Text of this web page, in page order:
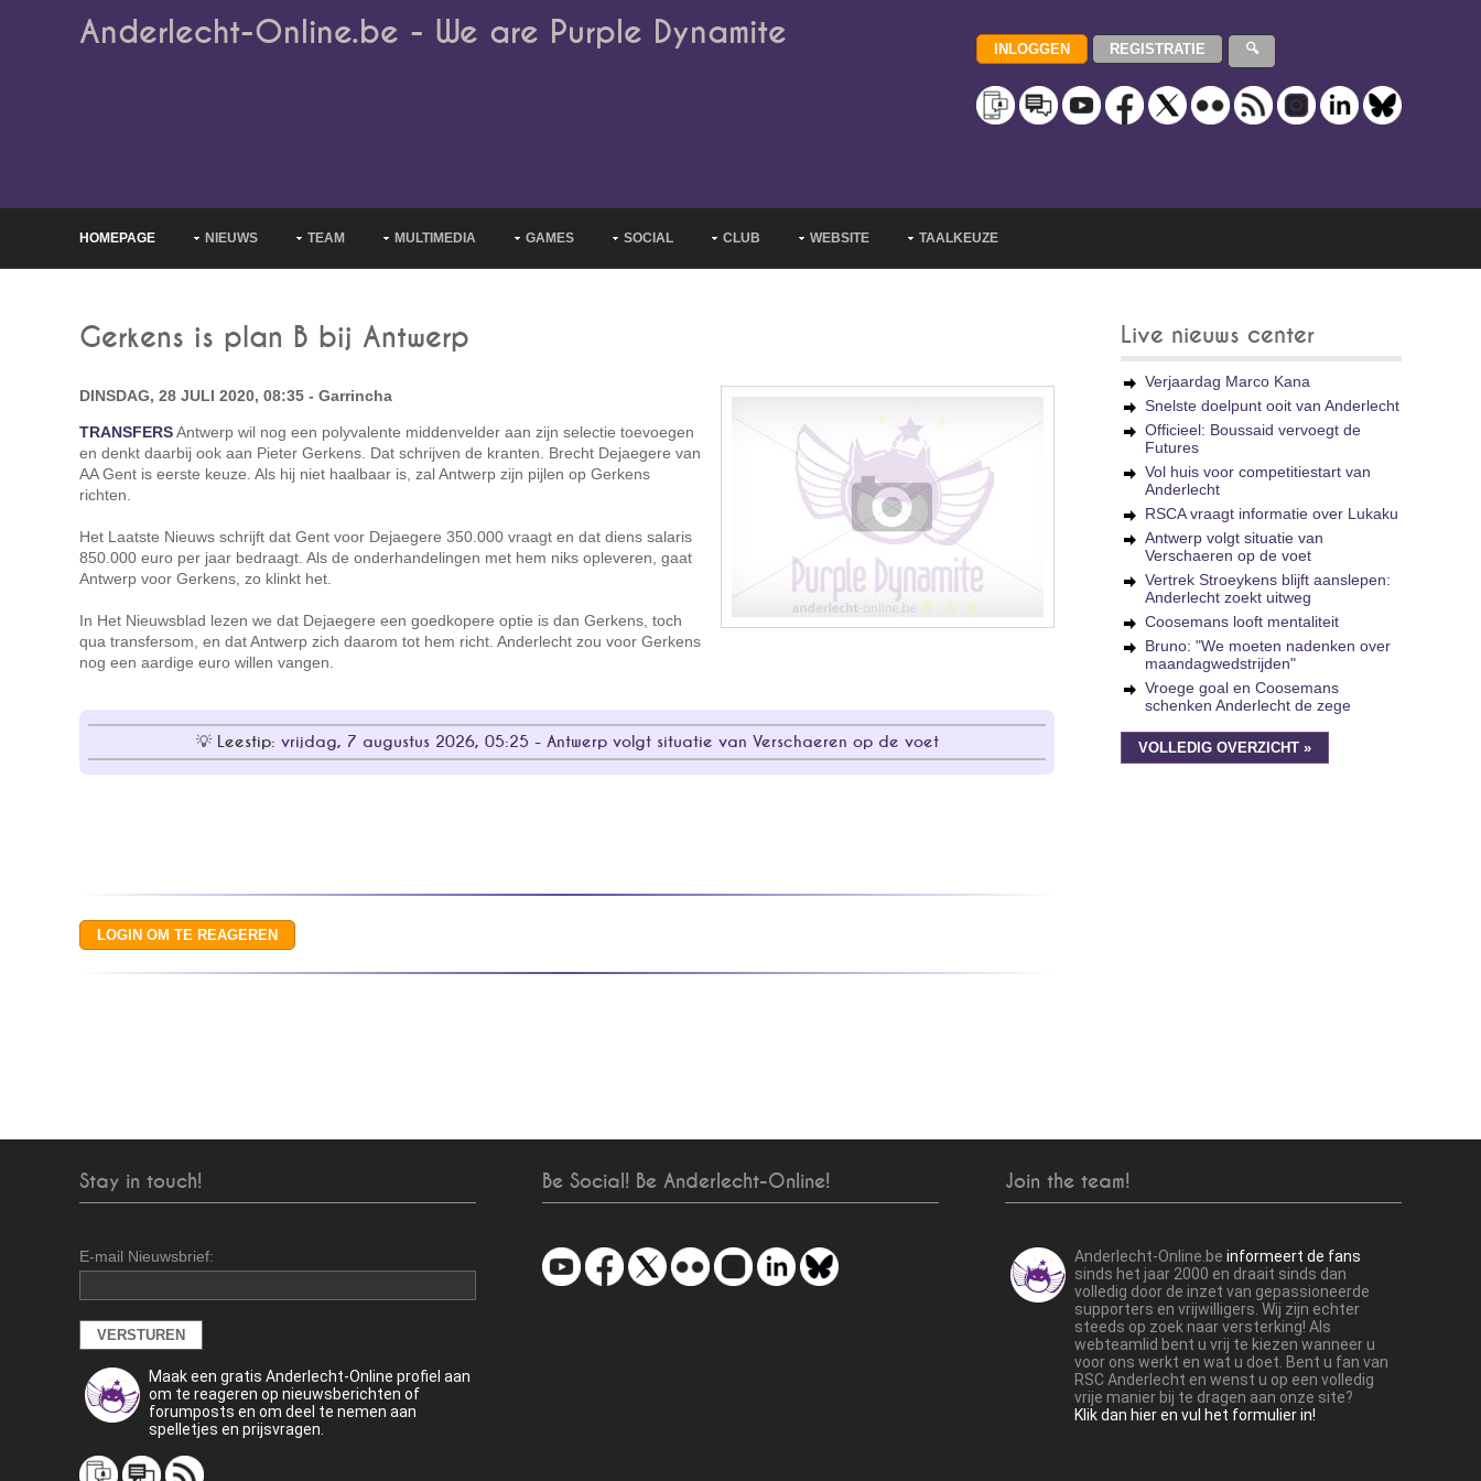
Anderlecht-Online.be - We are Purple Dynamite
HOMEPAGE NIEUWS TEAM MULTIMEDIA GAMES SOCIAL CLUB WEBSITE TAALKEUZE
Gerkens is plan B bij Antwerp
DINSDAG, 28 JULI 2020, 08:35 - Garrincha
TRANSFERSAntwerp wil nog een polyvalente middenvelder aan zijn selectie toevoegen
en denkt daarbij ook aan Pieter Gerkens. Dat schrijven de kranten. Brecht Dejaegere van
AA Gent is eerste keuze. Als hij niet haalbaar is, zal Antwerp zijn pijlen op Gerkens
richten.
Het Laatste Nieuws schrijft dat Gent voor Dejaegere 350.000 vraagt en dat diens salaris
850.000 euro per jaar bedraagt. Als de onderhandelingen met hem niks opleveren, gaat
Antwerp voor Gerkens, zo klinkt het.
In Het Nieuwsblad lezen we dat Dejaegere een goedkopere optie is dan Gerkens, toch
qua transfersom, en dat Antwerp zich daarom tot hem richt. Anderlecht zou voor Gerkens
nog een aardige euro willen vangen.
Leestip: vrijdag, 7 augustus 2026, 05:25 - Antwerp volgt situatie van Verschaeren op de voet
Live nieuws center
Verjaardag Marco Kana
Snelste doelpunt ooit van Anderlecht
Officieel: Boussaid vervoegt de
Futures
Vol huis voor competitiestart van
Anderlecht
RSCA vraagt informatie over Lukaku
Antwerp volgt situatie van
Verschaeren op de voet
Vertrek Stroeykens blijft aanslepen:
Anderlecht zoekt uitweg
Coosemans looft mentaliteit
Bruno: "We moeten nadenken over
maandagwedstrijden"
Vroege goal en Coosemans
schenken Anderlecht de zege
VOLLEDIG OVERZICHT »
Stay in touch!
E-mail Nieuwsbrief:
Maak een gratis Anderlecht-Online profiel aan
om te reageren op nieuwsberichten of
forumposts en om deel te nemen aan
spelletjes en prijsvragen.
Be Social! Be Anderlecht-Online! Join the team!
Anderlecht-Online.be informeert de fans
sinds het jaar 2000 en draait sinds dan
volledig door de inzet van gepassioneerde
supporters en vrijwilligers. Wij zijn echter
steeds op zoek naar versterking! Als
webteamlid bent u vrij te kiezen wanneer u
voor ons werkt en wat u doet. Bent u fan van
RSC Anderlecht en wenst u op een volledig
vrije manier bij te dragen aan onze site?
Klik dan hier en vul het formulier in!